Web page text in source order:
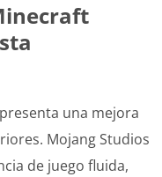
una mejora
Mojang Studios
de juego fluida,